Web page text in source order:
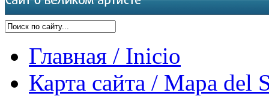
Главная / Inicio
Карта сайта / Mapa del